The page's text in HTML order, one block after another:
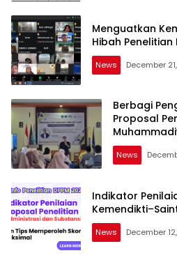
Menguatkan
Hibah Penelitian
News December
Berbagi
Proposal
News
Indikator
News December